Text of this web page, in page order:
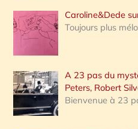
Caroline&Dede
Toujours plus
A 23 pas du
Peters, Robert
Bienvenue à 23